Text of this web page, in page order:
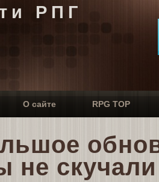
РПГ
О сайте RPG TOP
не